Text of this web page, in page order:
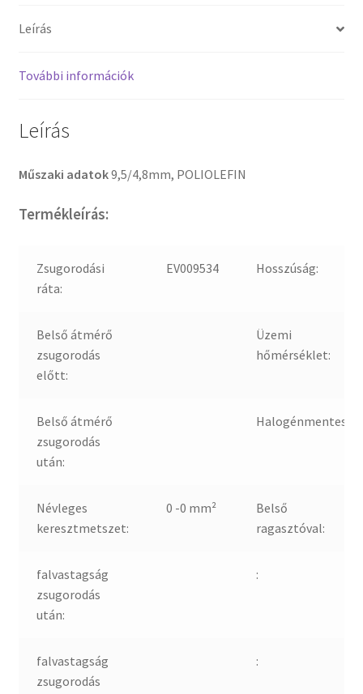
Leírás
További információk
Leírás
Műszaki adatok9,5/4,8mm, POLIOLEFIN
Termékleírás:
Zsugorodási
ráta:
EV009534 Hosszúság:
Belső átmérő
zsugorodás
előtt:
Üzemi
hőmérséklet:
Belső átmérő
zsugorodás
után:
Halogénmentes:
Névleges
keresztmetszet:
0 -0 mm²
Belső
ragasztóval:
falvastagság
zsugorodás
után:
:
falvastagság
zsugorodás
: